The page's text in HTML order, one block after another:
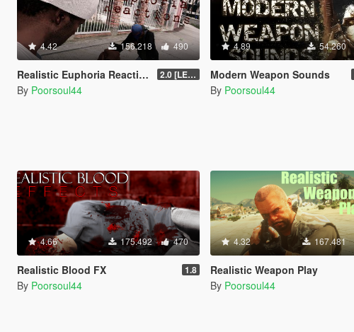
4.42 156.218 490
Realistic Euphoria Reactions 2.0 [LEGACY]
By Poorsoul44
4.89 54.260
Modern Weapon Sounds
By Poorsoul44
4.66 175.492 470
Realistic Blood FX 1.8
By Poorsoul44
4.32 167.481
Realistic Weapon Play
By Poorsoul44